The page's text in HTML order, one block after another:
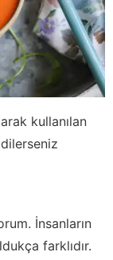
kullanılan
İnsanların
farklıdır.